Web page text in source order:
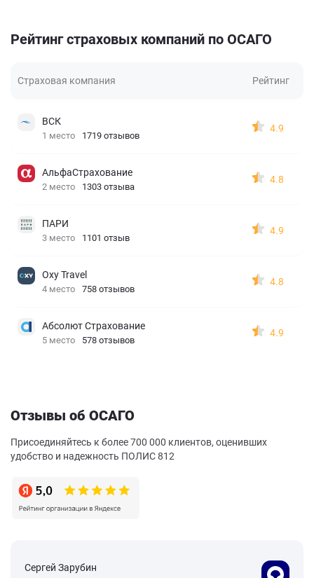
Рейтинг страховых компаний по ОСАГО
Страховая компания Рейтинг
ВСК
1 место 1719 отзывов
4.9
АльфаСтрахование
2 место 1303 отзыва
4.8
ПАРИ
3 место 1101 отзыв
4.9
Oxy Travel
4 место 758 отзывов
4.8
Абсолют Страхование
5 место 578 отзывов
4.9
Отзывы об ОСАГО
Присоединяйтесь к более 700 000 клиентов, оценивших
удобство и надежность ПОЛИС 812
Сергей Зарубин